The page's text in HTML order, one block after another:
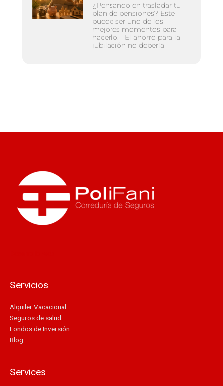
¿Pensando en trasladar tu
plan de pensiones? Este
puede ser uno de los
mejores momentos para
hacerlo. El ahorro para la
jubilación no debería
Servicios
Alquiler Vacacional
Seguros de salud
Fondos de Inversión
Blog
Services